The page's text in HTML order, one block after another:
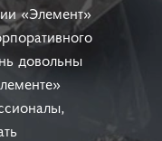
«Элемент»
довольны